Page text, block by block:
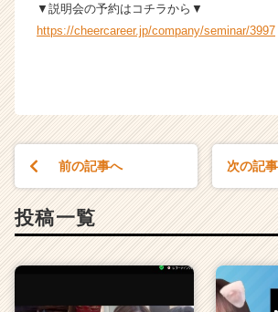
▼説明会の予約はコチラから▼
https://cheercareer.jp/company/seminar/3997
前の記事へ 次の記
投稿一覧